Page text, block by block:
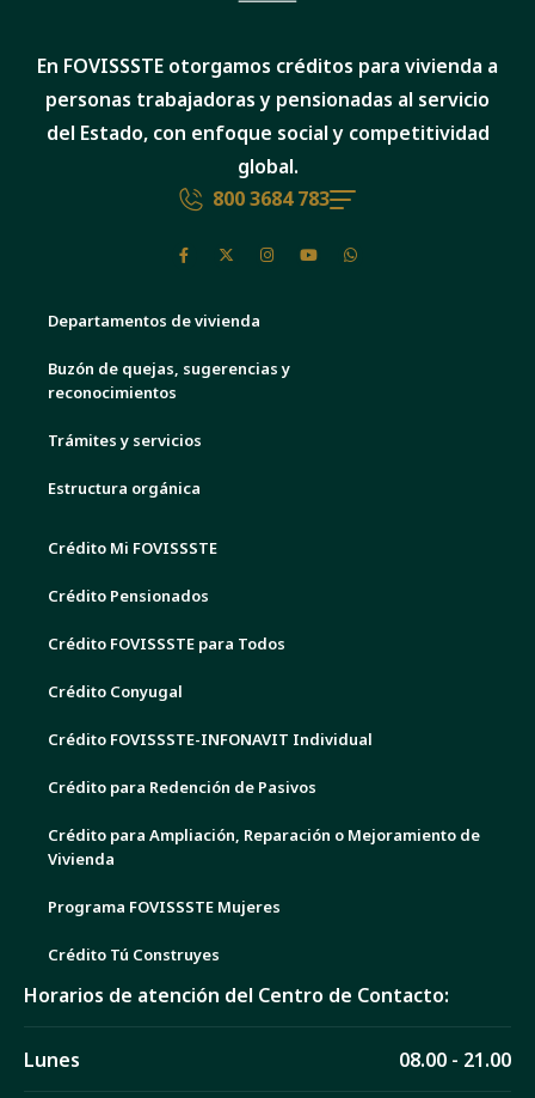
En FOVISSSTE otorgamos créditos para vivienda a
personas trabajadoras y pensionadas al servicio
del Estado, con enfoque social y competitividad
global.
800 3684 783
Departamentos de vivienda
Buzón de quejas, sugerencias y
reconocimientos
Trámites y servicios
Estructura orgánica
Crédito Mi FOVISSSTE
Crédito Pensionados
Crédito FOVISSSTE para Todos
Crédito Conyugal
Crédito FOVISSSTE-INFONAVIT Individual
Crédito para Redención de Pasivos
Crédito para Ampliación, Reparación o Mejoramiento de
Vivienda
Programa FOVISSSTE Mujeres
Crédito Tú Construyes
Horarios de atención del Centro de Contacto:
Lunes 08.00 - 21.00